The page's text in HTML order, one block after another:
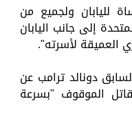
لليابان ولجميع من
إلى جانب اليابان
العميقة لأسرته".
دونالد ترامب عن
الموقوف "بسرعة